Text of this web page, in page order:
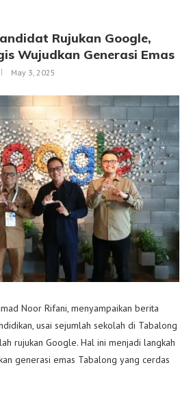
Rujukan Google,
Wujudkan Generasi Emas
May 3, 2025
Noor Rifani, menyampaikan berita
usai sejumlah sekolah di Tabalong
rujukan Google. Hal ini menjadi langkah
generasi emas Tabalong yang cerdas